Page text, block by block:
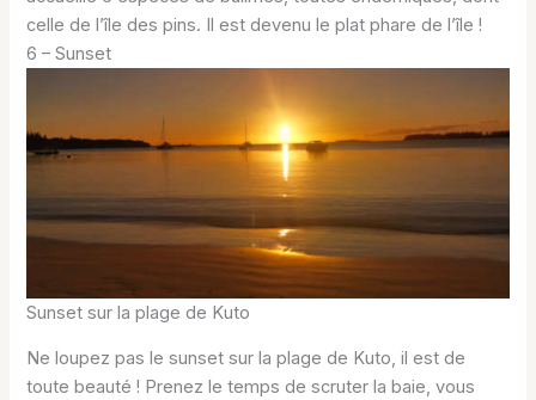
celle de l’île des pins. Il est devenu le plat phare de l’île !
6 – Sunset
Sunset sur la plage de Kuto
Ne loupez pas le sunset sur la plage de Kuto, il est de
toute beauté ! Prenez le temps de scruter la baie, vous